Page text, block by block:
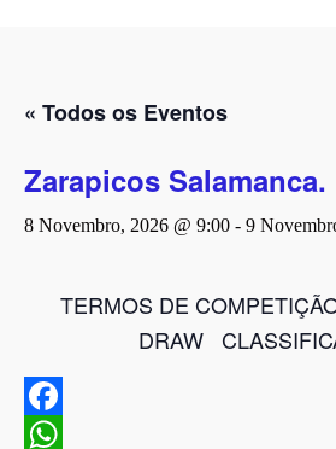
« Todos os Eventos
Zarapicos
8 Novembro, 2026 @ 9:00 - 9
TERMOS DE
DRAW
Facebook